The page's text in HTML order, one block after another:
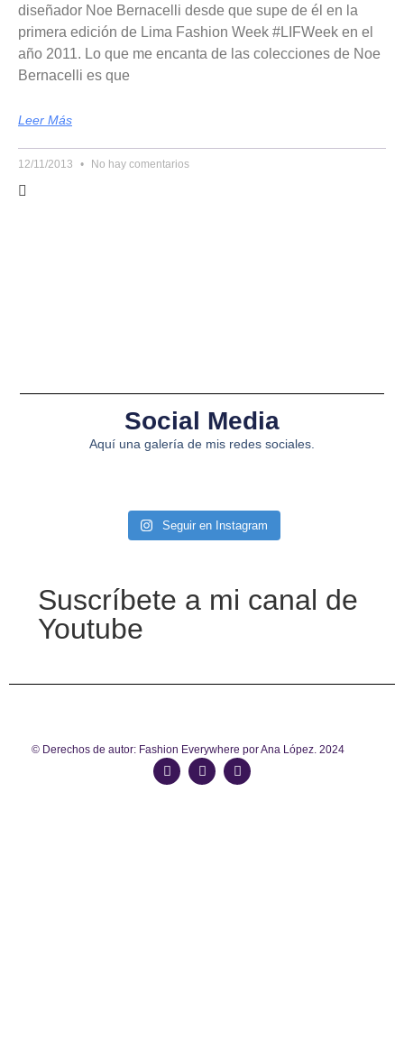
diseñador Noe Bernacelli desde que supe de él en la
primera edición de Lima Fashion Week #LIFWeek en el
año 2011. Lo que me encanta de las colecciones de Noe
Bernacelli es que
Leer Más
12/11/2013 No hay comentarios
Social Media
Aquí una galería de mis redes sociales.
Seguir en Instagram
Suscríbete a mi canal de
Youtube
© Derechos de autor: Fashion Everywhere por Ana López. 2024